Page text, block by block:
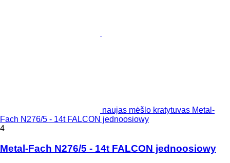
naujas mėšlo kratytuvas Metal-
Fach N276/5 - 14t FALCON jednoosiowy
4
Metal-Fach N276/5 - 14t FALCON jednoosiowy